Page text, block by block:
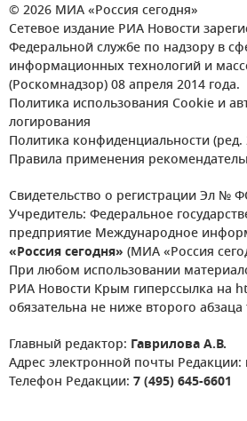
© 2026 МИА «Россия сегодня»
Сетевое издание РИА Новости
Федеральной службе по надзору в
информационных технологий и
(Роскомнадзор) 08 апреля 2014 года.
Политика использования Cookie и
логирования
Политика конфиденциальности (ред.
Правила применения
Свидетельство о регистрации Эл №
Учредитель: Федеральное
предприятие Международное
«Россия сегодня» (МИА «Россия
При любом использовании
РИА Новости Крым гиперссылка на
обязательна не ниже второго абзаца
Главный редактор: Гаврилова А.В.
Адрес электронной почты Редакции:
Телефон Редакции: 7 (495) 645-6601